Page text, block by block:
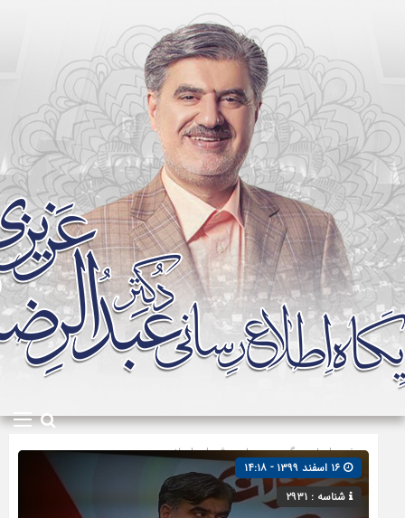
صفحه اصلی» گروه »مجلس شورای اسلامی
شناسه : ۲۹۳۱